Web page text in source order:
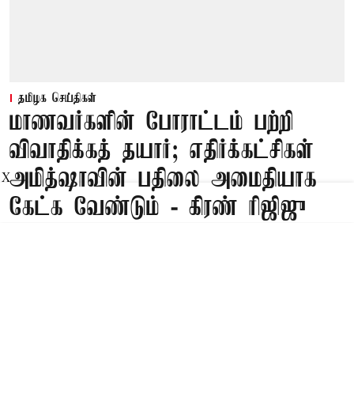
தமிழக செய்திகள்
மாணவர்களின் போராட்டம் பற்றி
விவாதிக்கத் தயார்; எதிர்க்கட்சிகள்
அமித்ஷாவின் பதிலை அமைதியாக
கேட்க வேண்டும் - கிரண் ரிஜிஜு
X